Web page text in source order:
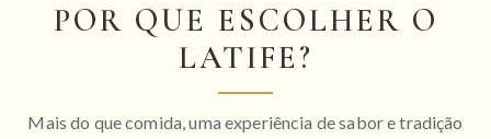
POR QUE ESCOLHER O
LATIFE?
Mais do que comida, uma experiência de sabor e tradição